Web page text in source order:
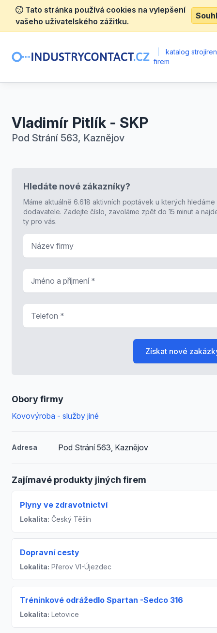
Tato stránka používá cookies na vylepšení
vašeho uživatelského zážitku.
katalog
firem
Vladimír Pitlík - SKP
Pod Strání 563, Kaznějov
Obory firmy
Kovovýroba - služby jiné
Adresa Pod Strání 563, Kaznějov
Zajímavé produkty jiných firem
Plyny ve zdravotnictví
Lokalita: Český Těšín
Dopravní cesty
Lokalita: Přerov VI-Újezdec
Tréninkové odrážedlo Spartan -Sedco 316
Lokalita: Letovice
Hledáte nové zákazníky?
Máme aktuálně 6.618 aktivních poptávek u kterých hledáme
dodavatele. Zadejte číslo, zavoláme zpět do 15 minut a
ty pro vás.
Získat nové